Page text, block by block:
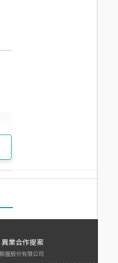
異業合作提案
屋股份有限公司